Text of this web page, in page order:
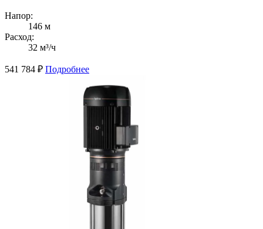
Напор:
146 м
Расход:
32 м³/ч
541 784 ₽ Подробнее